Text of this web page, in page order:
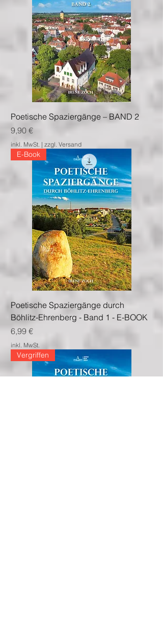
Poetische Spaziergänge – BAND 2
Preis
9,90 €
inkl. MwSt. | zzgl. Versand
E-Book
Poetische Spaziergänge durch
Böhlitz-Ehrenberg - Band 1 - E-BOOK
Preis
6,99 €
inkl. MwSt.
Vergriffen